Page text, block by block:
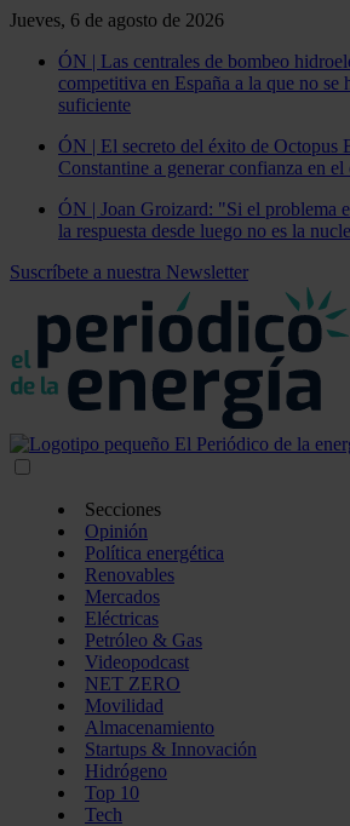
Jueves, 6 de agosto de 2026
ÓN | Las centrales de bombeo
competitiva en España a la que no se
suficiente
ÓN | El secreto del éxito de Octopus
Constantine a generar confianza en el
ÓN | Joan Groizard: "Si el problema
la respuesta desde luego no es la
Suscríbete a nuestra Newsletter
Secciones
Opinión
Política energética
Renovables
Mercados
Eléctricas
Petróleo & Gas
Videopodcast
NET ZERO
Movilidad
Almacenamiento
Startups & Innovación
Hidrógeno
Top 10
Tech